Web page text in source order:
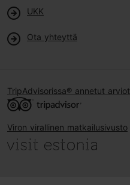
UKK
Ota yhteyttä
TripAdvisorissa® annetut arviot
Viron virallinen matkailusivusto